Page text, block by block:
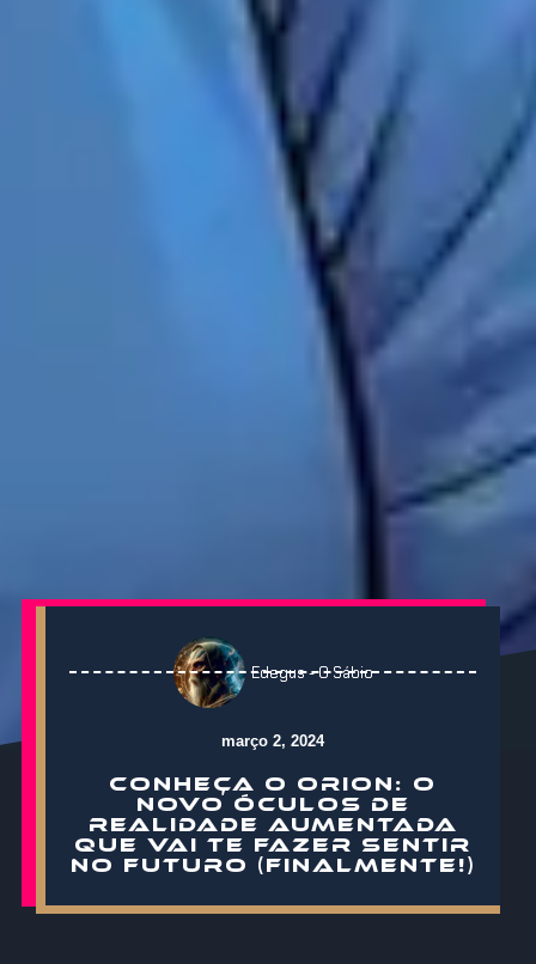
Edegus - O Sábio
março 2, 2024
CONHEÇA O ORION: O
NOVO ÓCULOS DE
REALIDADE AUMENTADA
QUE VAI TE FAZER SENTIR
NO FUTURO (FINALMENTE!)